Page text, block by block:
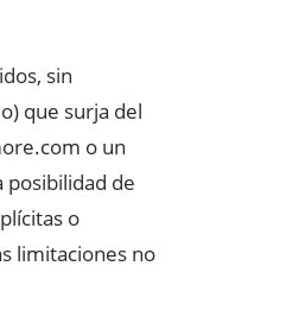
sin
que surja del
o un
de
o
limitaciones no